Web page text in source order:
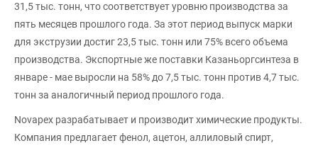
31,5 тыс. тонн, что соответствует уровню производства за
пять месяцев прошлого года. За этот период выпуск марки
для экструзии достиг 23,5 тыс. тонн или 75% всего объема
производства. Экспортные же поставки Казаньоргсинтеза в
январе - мае выросли на 58% до 7,5 тыс. тонн против 4,7 тыс.
тонн за аналогичный период прошлого года.
Novapex разрабатывает и производит химические продукты.
Компания предлагает фенол, ацетон, аллиловый спирт,